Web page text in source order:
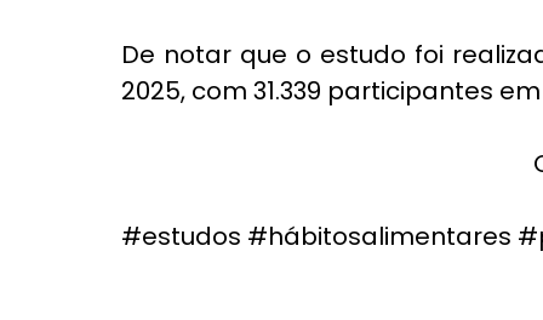
De notar que o estudo foi
2025, com 31.339 participantes
#estudos #hábitosalimentares